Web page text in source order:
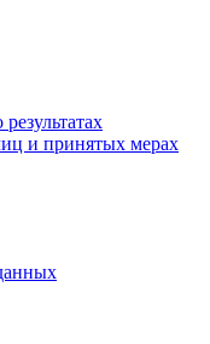
и принятых мерах